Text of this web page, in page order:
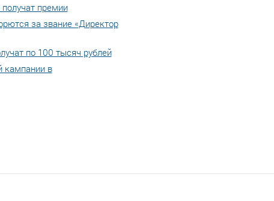
премии
за звание «Директор
по 100 тысяч рублей
кампании в